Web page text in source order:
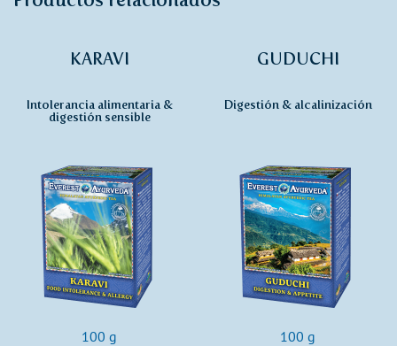
KARAVI
Intolerancia alimentaria &
digestión sensible
100 g
GUDUCHI
Digestión & alcalinización
100 g